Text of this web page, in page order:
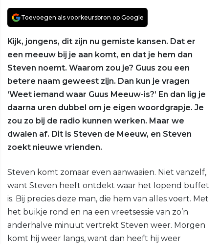
Toevoegen als voorkeursbron op Google
Kijk, jongens, dit zijn nu gemiste kansen. Dat er
een meeuw bij je aan komt, en dat je hem dan
Steven noemt. Waarom zou je? Guus zou een
betere naam geweest zijn. Dan kun je vragen
‘Weet iemand waar Guus Meeuw-is?’ En dan lig je
daarna uren dubbel om je eigen woordgrapje. Je
zou zo bij de radio kunnen werken. Maar we
dwalen af. Dit is Steven de Meeuw, en Steven
zoekt nieuwe vrienden.
Steven komt zomaar even aanwaaien. Niet vanzelf,
want Steven heeft ontdekt waar het lopend buffet
is. Bij precies deze man, die hem van alles voert. Met
het buikje rond en na een vreetsessie van zo’n
anderhalve minuut vertrekt Steven weer. Morgen
komt hij weer langs, want dan heeft hij weer